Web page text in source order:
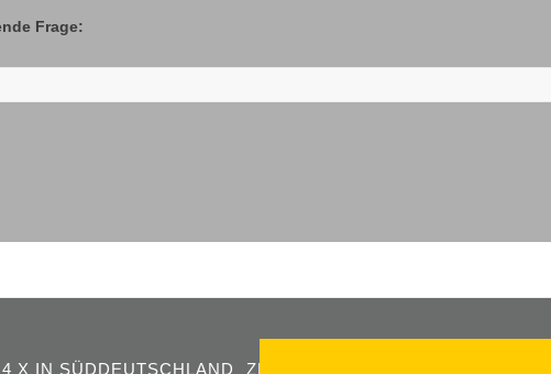
Frage:
4 X IN SÜDDEUTSCHLAND ZERTIFIZIERUNGEN